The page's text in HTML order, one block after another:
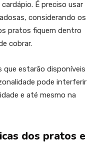
É preciso usar
considerando os
pratos fiquem dentro
cobrar.
que estarão disponíveis
pode interferir
e até mesmo na
dos pratos e